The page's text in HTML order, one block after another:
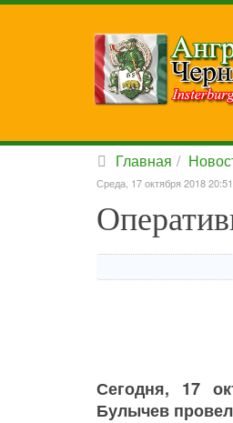
Главная
Среда, 17 октября 2018 20:51
Сегодня, 17
Булычев